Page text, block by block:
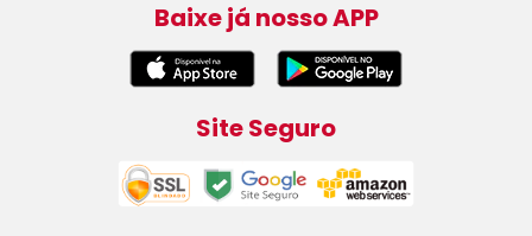
Baixe já nosso APP
Site Seguro